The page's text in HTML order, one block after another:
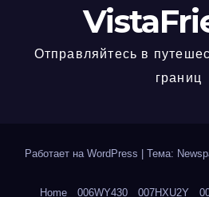
Отправляйтесь в
границ
Работает на WordPress Тема:
Home 006WY430 007HXU2Y